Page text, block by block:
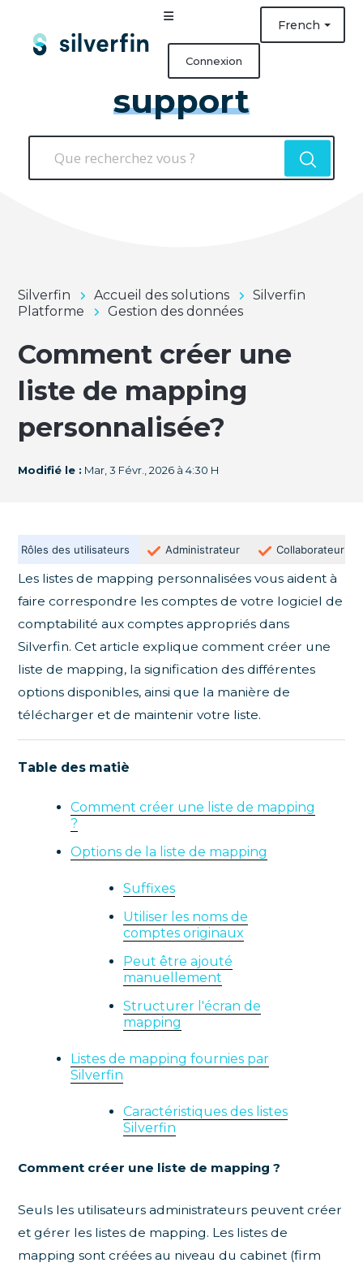
French
Connexion
support
Silverfin Accueil des solutions
Silverfin
Platforme
Gestion des données
Comment créer une
liste de mapping
personnalisée?
Modifié le : Mar, 3 Févr., 2026 à 4:30 H
Rôles des utilisateurs Administrateur Collaborateur
Les listes de mapping personnalisées vous aident à
faire correspondre les comptes de votre logiciel de
comptabilité aux comptes appropriés dans
Silverfin. Cet article explique comment créer une
liste de mapping, la signification des différentes
options disponibles, ainsi que la manière de
télécharger et de maintenir votre liste.
Table des matiè
Comment créer une liste de mapping
?
Options de la liste de mapping
Suffixes
Utiliser les noms de
comptes originaux
Peut être ajouté
manuellement
Structurer l'écran de
mapping
Listes de mapping fournies par
Silverfin
Caractéristiques des listes
Silverfin
Comment créer une liste de mapping ?
Seuls les utilisateurs administrateurs peuvent créer
et gérer les listes de mapping. Les listes de
mapping sont créées au niveau du cabinet (firm